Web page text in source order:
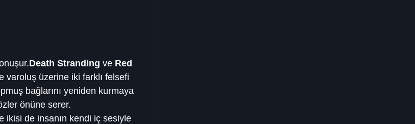
Death Stranding ve Red
varoluş üzerine iki farklı felsefi
bağlarını yeniden kurmaya
önüne serer.
ikisi de insanın kendi iç sesiyle